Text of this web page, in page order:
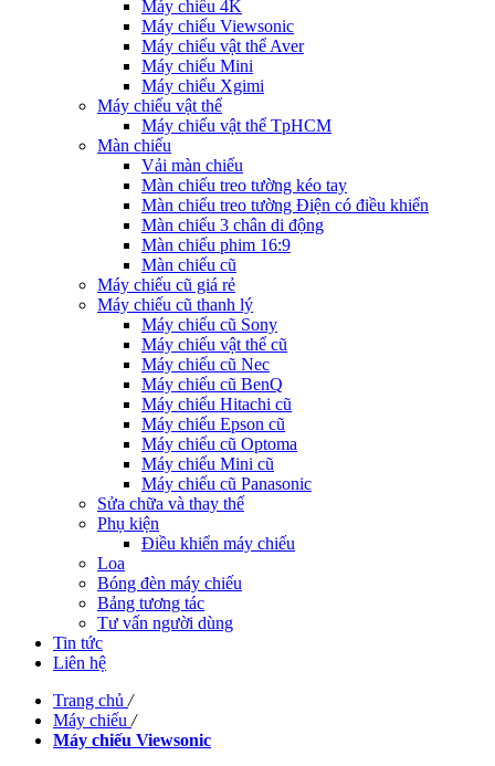
Máy chiếu 4K
Máy chiếu Viewsonic
Máy chiếu vật thể Aver
Máy chiếu Mini
Máy chiếu Xgimi
Máy chiếu vật thể
Máy chiếu vật thể TpHCM
Màn chiếu
Vải màn chiếu
Màn chiếu treo tường kéo tay
Màn chiếu treo tường Điện có điều khiển
Màn chiếu 3 chân di động
Màn chiếu phim 16:9
Màn chiếu cũ
Máy chiếu cũ giá rẻ
Máy chiếu cũ thanh lý
Máy chiếu cũ Sony
Máy chiếu vật thể cũ
Máy chiếu cũ Nec
Máy chiếu cũ BenQ
Máy chiếu Hitachi cũ
Máy chiếu Epson cũ
Máy chiếu cũ Optoma
Máy chiếu Mini cũ
Máy chiếu cũ Panasonic
Sửa chữa và thay thế
Phụ kiện
Điều khiển máy chiếu
Loa
Bóng đèn máy chiếu
Bảng tương tác
Tư vấn người dùng
Tin tức
Liên hệ
Trang chủ /
Máy chiếu /
Máy chiếu Viewsonic